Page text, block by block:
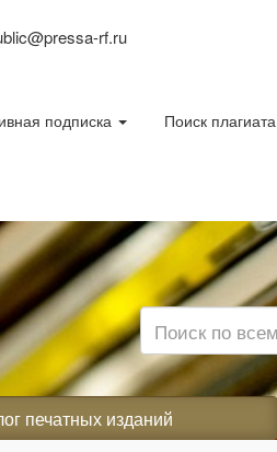
rf.ru
подписка Поиск плагиата
печатных изданий